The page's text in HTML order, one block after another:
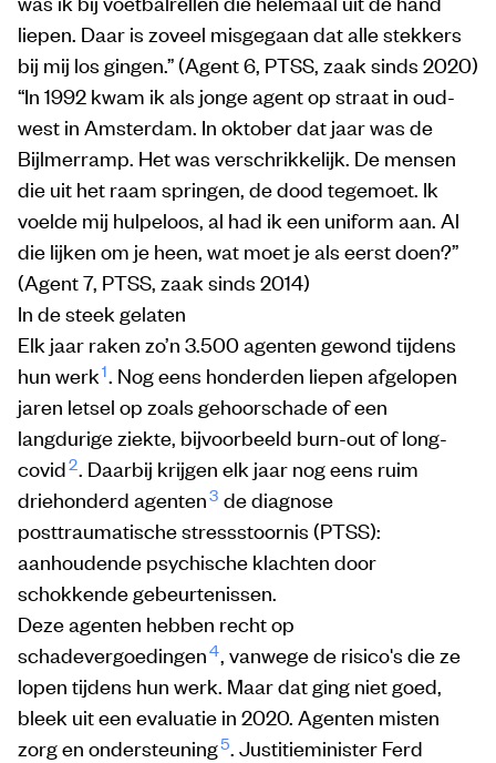
liepen. Daar is zoveel misgegaan dat alle stekkers
bij mij los gingen.” (Agent 6, PTSS, zaak sinds 2020)
“In 1992 kwam ik als jonge agent op straat in oud-
west in Amsterdam. In oktober dat jaar was de
Bijlmerramp. Het was verschrikkelijk. De mensen
die uit het raam springen, de dood tegemoet. Ik
voelde mij hulpeloos, al had ik een uniform aan. Al
die lijken om je heen, wat moet je als eerst doen?”
(Agent 7, PTSS, zaak sinds 2014)
In de steek gelaten
Elk jaar raken zo’n 3.500 agenten gewond tijdens
hun werk1. Nog eens honderden liepen afgelopen
jaren letsel op zoals gehoorschade of een
langdurige ziekte, bijvoorbeeld burn-out of long-
covid2. Daarbij krijgen elk jaar nog eens ruim
driehonderd agenten3 de diagnose
posttraumatische stressstoornis (PTSS):
aanhoudende psychische klachten door
schokkende gebeurtenissen.
Deze agenten hebben recht op
schadevergoedingen4, vanwege de risico's die ze
lopen tijdens hun werk. Maar dat ging niet goed,
bleek uit een evaluatie in 2020. Agenten misten
zorg en ondersteuning5. Justitieminister Ferd